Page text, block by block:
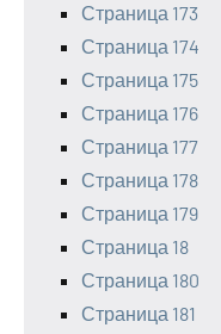
Страница 173
Страница 174
Страница 175
Страница 176
Страница 177
Страница 178
Страница 179
Страница 18
Страница 180
Страница 181